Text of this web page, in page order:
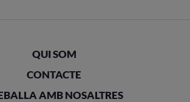
QUI SOM
CONTACTE
AMB NOSALTRES